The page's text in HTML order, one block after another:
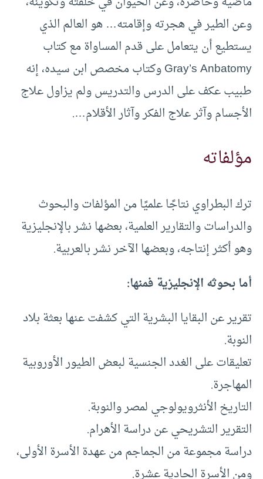
وعن الطير في هجرته وإقامته… هو العالم الذي
يستطيع أن يتعامل على قدم المساواة مع كتاب
Gray’s Anbatomy وكتاب مخصص ابن سيده، إنه
طبيب عكف على الدرس والتدريس ولم يزاول علاج
الأجسام وآثر علاج الفكر وآثار الأقلام….
مؤلفاته
ترك البطراوي نتاجًا علميًا من المؤلفات والبحوث
والدراسات والتقارير العلمية، بعضها نشر بالإنجليزية
وهو أكثر إنتاجه، وبعضها الآخر نشر بالعربية.
أما بحوثه الإنجليزية فمنها:
تقرير عن البقايا البشرية التي كشفت عنها بعثة بلاد
النوبة.
تعليقات على الغدد الجنسية لبعض الطيور الأوروبية
المهاجرة.
التاريخ الأنثرويولوجي لمصر والنوبة.
التقرير التشريحي عن دراسة الأهرام.
دراسة مجموعة من الجماجم من عهدة الأسرة الأولى،
ومن الأسرة الحادية عشرة.